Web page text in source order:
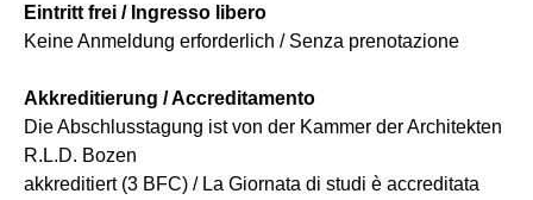
Eintritt frei / Ingresso libero
Keine Anmeldung erforderlich / Senza prenotazione
Akkreditierung / Accreditamento
Die Abschlusstagung ist von der Kammer der Architekten
R.L.D. Bozen
akkreditiert (3 BFC) / La Giornata di studi è accreditata